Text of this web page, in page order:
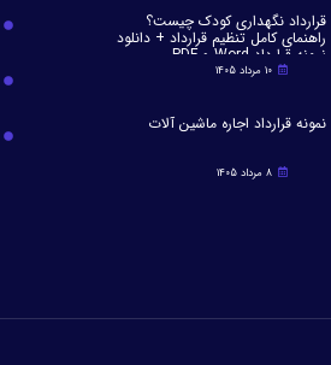
قرارداد نگهداری کودک چیست؟
راهنمای کامل تنظیم قرارداد + دانلود
نمونه قرارداد Word و PDF
10 مرداد 1405
نمونه قرارداد اجاره ماشین آلات
8 مرداد 1405